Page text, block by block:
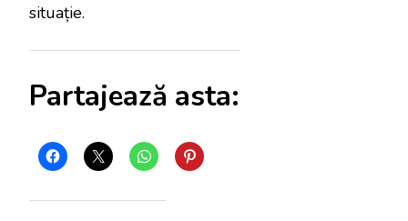
situație.
Partajează asta: